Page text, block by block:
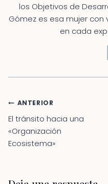
los Objetivos de
Gómez es esa mujer
en cada
Navegación
de
entradas
ANTERIOR
El tránsito hacia una
«Organización
Ecosistema»